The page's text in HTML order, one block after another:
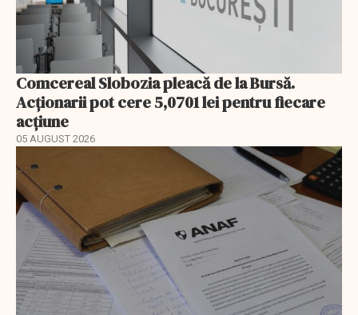
Comcereal Slobozia pleacă de la Bursă.
Acționarii pot cere 5,0701 lei pentru fiecare
acțiune
05 AUGUST 2026